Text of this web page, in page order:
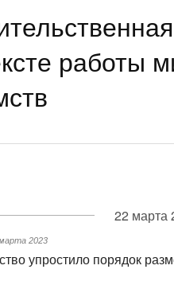
работы
22 марта
2023
упростило порядок